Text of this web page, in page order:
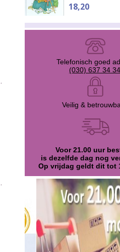
18,20
Telefonisch goed
(030) 637 34 34
Veilig &
Voor 21.00 uur
is dezelfde dag nog
Op vrijdag geldt dit tot